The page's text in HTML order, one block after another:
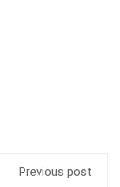
Previous post